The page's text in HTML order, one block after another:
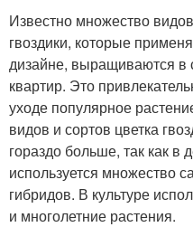
Известно множество
гвоздики, которые
дизайне, выращиваются в
квартир. Это
уходе популярное
видов и сортов цветка
гораздо больше, так как в
используется множество
гибридов. В культуре
и многолетние растения.